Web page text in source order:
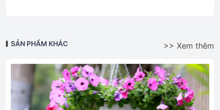
SẢN PHẨM KHÁC >> Xem thêm